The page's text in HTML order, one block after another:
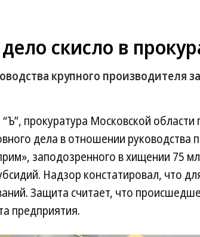
скисло в
крупного производителя
“Ъ”, прокуратура Московской
дела в отношении руководства
заподозренного в хищении 75
Надзор констатировал, что
Защита считает, что
предприятия.